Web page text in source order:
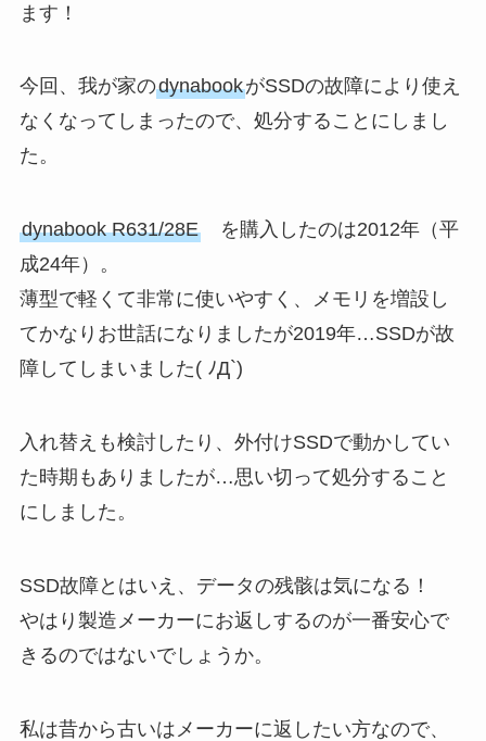
ます！
今回、我が家のdynabookがSSDの故障により使え
なくなってしまったので、処分することにしまし
た。
dynabook R631/28Eを購入したのは2012年（平
成24年）。
薄型で軽くて非常に使いやすく、メモリを増設し
てかなりお世話になりましたが2019年…SSDが故
障してしまいました( ﾉД`)
入れ替えも検討したり、外付けSSDで動かしてい
た時期もありましたが…思い切って処分すること
にしました。
SSD故障とはいえ、データの残骸は気になる！
やはり製造メーカーにお返しするのが一番安心で
きるのではないでしょうか。
私は昔から古いはメーカーに返したい方なので、